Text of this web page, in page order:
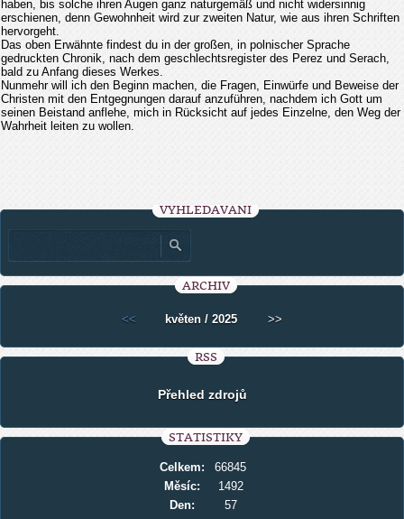
haben, bis solche ihren Augen ganz naturgemäß und nicht widersinnig
erschienen, denn Gewohnheit wird zur zweiten Natur, wie aus ihren Schriften
hervorgeht.
Das oben Erwähnte findest du in der großen, in polnischer Sprache
gedruckten Chronik, nach dem geschlechtsregister des Perez und Serach,
bald zu Anfang dieses Werkes.
Nunmehr will ich den Beginn machen, die Fragen, Einwürfe und Beweise der
Christen mit den Entgegnungen darauf anzuführen, nachdem ich Gott um
seinen Beistand anflehe, mich in Rücksicht auf jedes Einzelne, den Weg der
Wahrheit leiten zu wollen.
VYHLEDÁVÁNÍ
ARCHIV
<< květen / 2025 >>
RSS
Přehled zdrojů
STATISTIKY
Celkem:
66845
Měsíc:
1492
Den:
57